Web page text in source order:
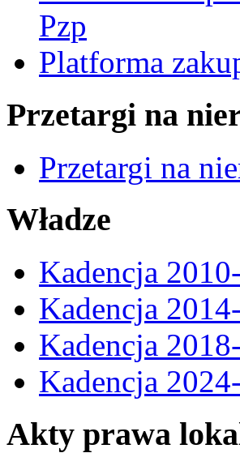
Pzp
Platforma
Przetargi na
Przetargi na
Władze
Kadencja
Kadencja
Kadencja
Kadencja
Akty prawa